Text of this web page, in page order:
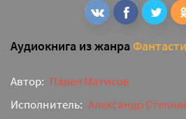
Аудиокнига из жанра
Автор: Павел Матисов
Исполнитель: Александр